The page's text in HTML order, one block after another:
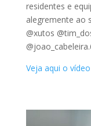
residentes e
alegremente ao
@xutos
Veja aqui o